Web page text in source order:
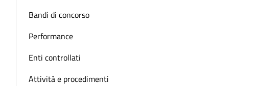
Bandi di concorso
Performance
Enti controllati
Attività e procedimenti